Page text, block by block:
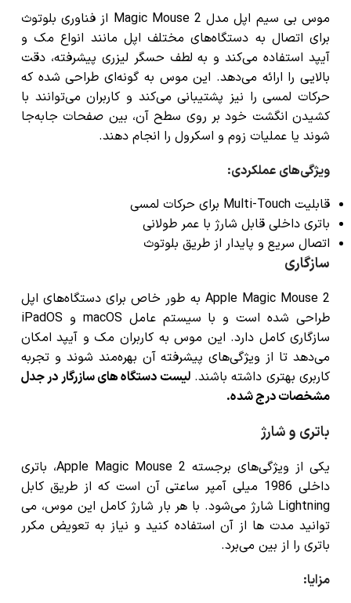
موس بی سیم اپل مدل Magic Mouse 2 از فناوری بلوتوث
برای اتصال به دستگاه‌های مختلف اپل مانند انواع مک و
آیپد استفاده می‌کند و به لطف حسگر لیزری پیشرفته، دقت
بالایی را ارائه می‌دهد. این موس به گونه‌ای طراحی شده که
حرکات لمسی را نیز پشتیبانی می‌کند و کاربران می‌توانند با
کشیدن انگشت خود بر روی سطح آن، بین صفحات جابه‌جا
شوند یا عملیات زوم و اسکرول را انجام دهند.
ویژگی‌های عملکردی:
قابلیت Multi-Touch برای حرکات لمسی
باتری داخلی قابل شارژ با عمر طولانی
اتصال سریع و پایدار از طریق بلوتوث
سازگاری
Apple Magic Mouse 2 به طور خاص برای دستگاه‌های اپل
طراحی شده است و با سیستم عامل macOS و iPadOS
سازگاری کامل دارد. این موس به کاربران مک و آیپد امکان
می‌دهد تا از ویژگی‌های پیشرفته آن بهره‌مند شوند و تجربه
کاربری بهتری داشته باشند.لیست دستگاه های سازرگار در جدل
مشخصات درج شده.
باتری و شارژ
یکی از ویژگی‌های برجسته Apple Magic Mouse 2، باتری
داخلی 1986 میلی آمپر ساعتی آن است که از طریق کابل
Lightning شارژ می‌شود. با هر بار شارژ کامل این موس، می
توانید مدت ها از آن استفاده کنید و نیاز به تعویض مکرر
باتری را از بین می‌برد.
مزایا: